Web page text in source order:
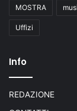
MOSTRA
Uffizi
Info
REDAZIONE